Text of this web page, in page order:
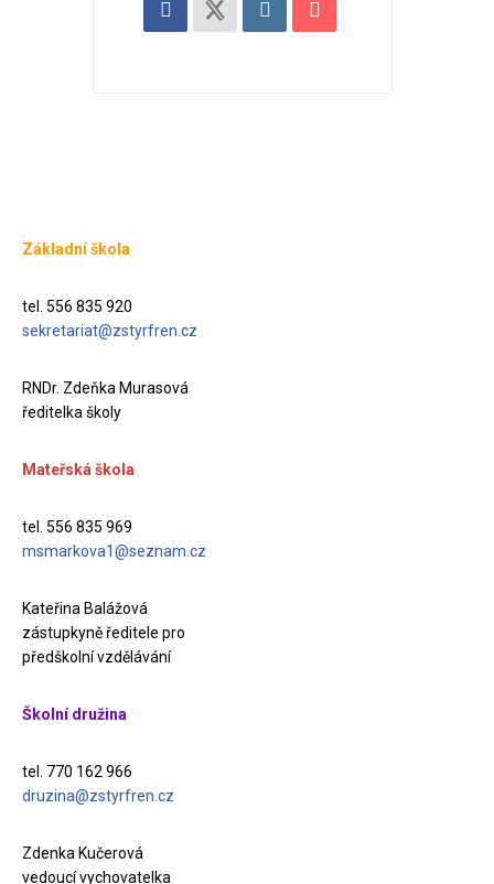
Základní škola
tel. 556 835 920
sekretariat@zstyrfren.cz
RNDr. Zdeňka Murasová
ředitelka školy
Mateřská škola
tel. 556 835 969
msmarkova1@seznam.cz
Kateřina Balážová
zástupkyně ředitele pro
předškolní vzdělávání
Školní družina
tel. 770 162 966
druzina@zstyrfren.cz
Zdenka Kučerová
vedoucí vychovatelka